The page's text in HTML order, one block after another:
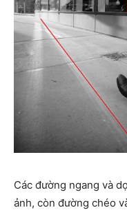
Các đường ngang và
ảnh, còn đường chéo